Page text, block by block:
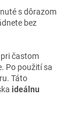
s dôrazom
bez
častom
Po použití sa
Táto
ideálnu